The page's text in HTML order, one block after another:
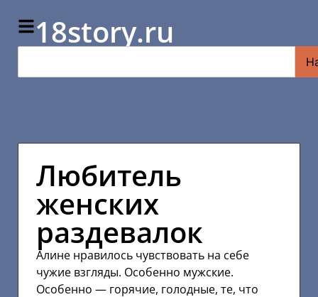
18story.ru
Любитель
женских
раздевалок
Алине нравилось чувствовать на себе
чужие взгляды. Особенно мужские.
Особенно — горячие, голодные, те, что